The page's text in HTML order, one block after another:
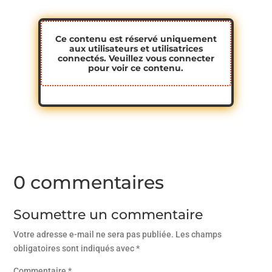
Ce contenu est réservé uniquement
aux utilisateurs et utilisatrices
connectés. Veuillez vous connecter
pour voir ce contenu.
0 commentaires
Soumettre un commentaire
Votre adresse e-mail ne sera pas publiée. Les champs
obligatoires sont indiqués avec*